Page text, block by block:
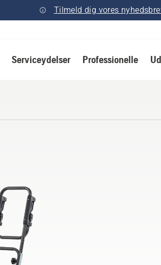
Tilmeld dig vores
Serviceydelser Professionelle